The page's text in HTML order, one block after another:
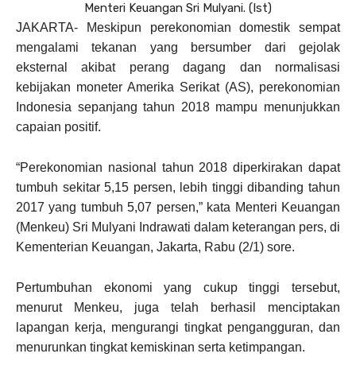
Menteri Keuangan Sri Mulyani. (Ist)
JAKARTA- Meskipun perekonomian domestik sempat
mengalami tekanan yang bersumber dari gejolak
eksternal akibat perang dagang dan normalisasi
kebijakan moneter Amerika Serikat (AS), perekonomian
Indonesia sepanjang tahun 2018 mampu menunjukkan
capaian positif.
“Perekonomian nasional tahun 2018 diperkirakan dapat
tumbuh sekitar 5,15 persen, lebih tinggi dibanding tahun
2017 yang tumbuh 5,07 persen,” kata Menteri Keuangan
(Menkeu) Sri Mulyani Indrawati dalam keterangan pers, di
Kementerian Keuangan, Jakarta, Rabu (2/1) sore.
Pertumbuhan ekonomi yang cukup tinggi tersebut,
menurut Menkeu, juga telah berhasil menciptakan
lapangan kerja, mengurangi tingkat pengangguran, dan
menurunkan tingkat kemiskinan serta ketimpangan.